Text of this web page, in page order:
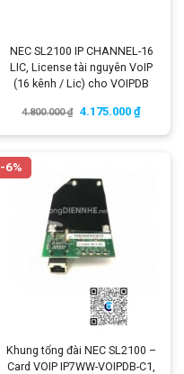
NEC SL2100 IP CHANNEL-16
LIC, License tài nguyên VoIP
(16 kênh / Lic) cho VOIPDB
4.800.000₫ 4.175.000 ₫
-6%
Khung tổng đài NEC SL2100 –
Card VOIP IP7WW-VOIPDB-C1,